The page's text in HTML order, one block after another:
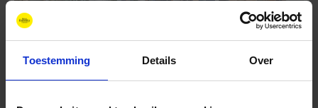
Toestemming Details Over